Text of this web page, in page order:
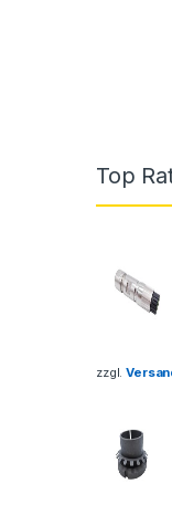
Top
zzgl.